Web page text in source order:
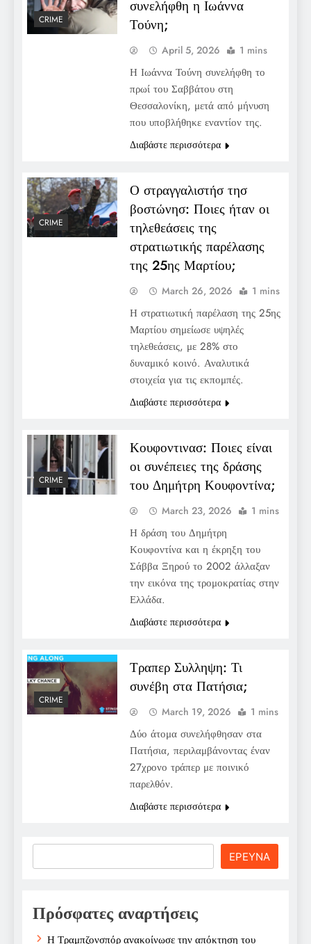
CRIME
συνελήφθη η Ιωάννα
Τούνη;
April 5, 2026 1 mins
Η Ιωάννα Τούνη συνελήφθη το
πρωί του Σαββάτου στη
Θεσσαλονίκη, μετά από μήνυση
που υποβλήθηκε εναντίον της.
Διαβάστε περισσότερα
CRIME
Ο στραγγαλιστήσ τησ
βοστώνησ: Ποιες ήταν οι
τηλεθεάσεις της
στρατιωτικής παρέλασης
της 25ης Μαρτίου;
March 26, 2026 1 mins
Η στρατιωτική παρέλαση της 25ης
Μαρτίου σημείωσε υψηλές
τηλεθεάσεις, με 28% στο
δυναμικό κοινό. Αναλυτικά
στοιχεία για τις εκπομπές.
Διαβάστε περισσότερα
CRIME
Κουφοντινασ: Ποιες είναι
οι συνέπειες της δράσης
του Δημήτρη Κουφοντίνα;
March 23, 2026 1 mins
Η δράση του Δημήτρη
Κουφοντίνα και η έκρηξη του
Σάββα Ξηρού το 2002 άλλαξαν
την εικόνα της τρομοκρατίας στην
Ελλάδα.
Διαβάστε περισσότερα
CRIME
Τραπερ Συλληψη: Τι
συνέβη στα Πατήσια;
March 19, 2026 1 mins
Δύο άτομα συνελήφθησαν στα
Πατήσια, περιλαμβάνοντας έναν
27χρονο τράπερ με ποινικό
παρελθόν.
Διαβάστε περισσότερα
ΕΡΕΥΝΑ
Πρόσφατες αναρτήσεις
Η Τραμπζονσπόρ ανακοίνωσε την απόκτηση του